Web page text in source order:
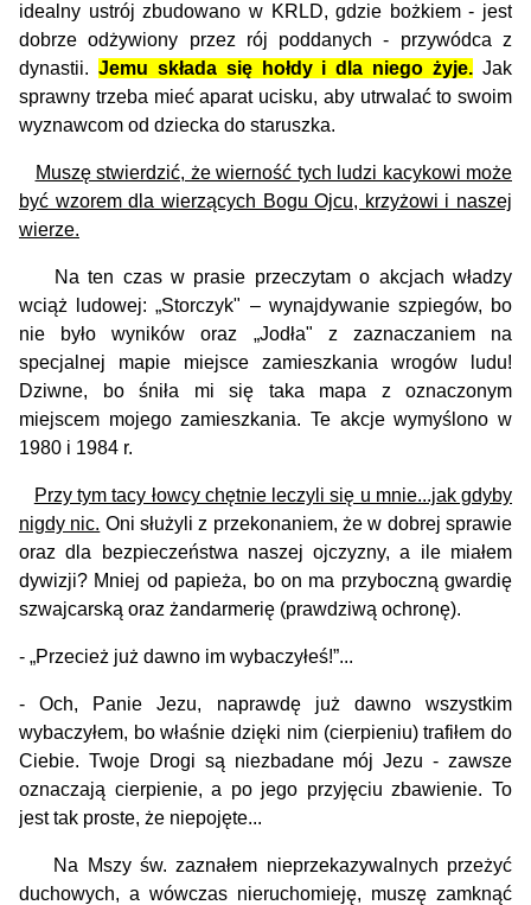
idealny ustrój zbudowano w KRLD, gdzie bożkiem - jest
dobrze odżywiony przez rój poddanych - przywódca z
dynastii. Jemu składa się hołdy i dla niego żyje. Jak
sprawny trzeba mieć aparat ucisku, aby utrwalać to swoim
wyznawcom od dziecka do staruszka.
Muszę stwierdzić, że wierność tych ludzi kacykowi może
być wzorem dla wierzących Bogu Ojcu, krzyżowi i naszej
wierze.
Na ten czas w prasie przeczytam o akcjach władzy
wciąż ludowej: „Storczyk" – wynajdywanie szpiegów, bo
nie było wyników oraz „Jodła" z zaznaczaniem na
specjalnej mapie miejsce zamieszkania wrogów ludu!
Dziwne, bo śniła mi się taka mapa z oznaczonym
miejscem mojego zamieszkania. Te akcje wymyślono w
1980 i 1984 r.
Przy tym tacy łowcy chętnie leczyli się u mnie...jak gdyby
nigdy nic. Oni służyli z przekonaniem, że w dobrej sprawie
oraz dla bezpieczeństwa naszej ojczyzny, a ile miałem
dywizji? Mniej od papieża, bo on ma przyboczną gwardię
szwajcarską oraz żandarmerię (prawdziwą ochronę).
- „Przecież już dawno im wybaczyłeś!”...
- Och, Panie Jezu, naprawdę już dawno wszystkim
wybaczyłem, bo właśnie dzięki nim (cierpieniu) trafiłem do
Ciebie. Twoje Drogi są niezbadane mój Jezu - zawsze
oznaczają cierpienie, a po jego przyjęciu zbawienie. To
jest tak proste, że niepojęte...
Na Mszy św. zaznałem nieprzekazywalnych przeżyć
duchowych, a wówczas nieruchomieję, muszę zamknąć